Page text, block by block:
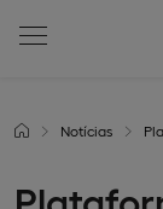
Notícias